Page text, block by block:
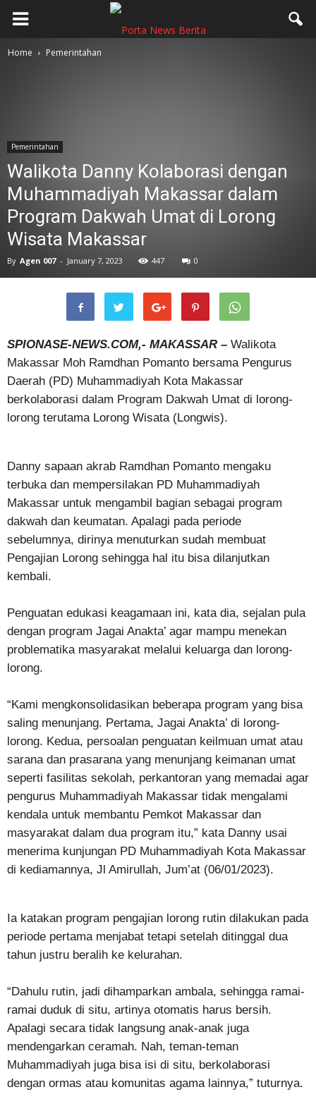
Home Pemerintahan
Pemerintahan
Walikota Danny Kolaborasi dengan
Muhammadiyah Makassar dalam
Program Dakwah Umat di Lorong
Wisata Makassar
By Agen 007 - January 7, 2023 447 0
SPIONASE-NEWS.COM,- MAKASSAR – Walikota
Makassar Moh Ramdhan Pomanto bersama Pengurus
Daerah (PD) Muhammadiyah Kota Makassar
berkolaborasi dalam Program Dakwah Umat di lorong-
lorong terutama Lorong Wisata (Longwis).
Danny sapaan akrab Ramdhan Pomanto mengaku
terbuka dan mempersilakan PD Muhammadiyah
Makassar untuk mengambil bagian sebagai program
dakwah dan keumatan. Apalagi pada periode
sebelumnya, dirinya menuturkan sudah membuat
Pengajian Lorong sehingga hal itu bisa dilanjutkan
kembali.
Penguatan edukasi keagamaan ini, kata dia, sejalan pula
dengan program Jagai Anakta’ agar mampu menekan
problematika masyarakat melalui keluarga dan lorong-
lorong.
“Kami mengkonsolidasikan beberapa program yang bisa
saling menunjang. Pertama, Jagai Anakta’ di lorong-
lorong. Kedua, persoalan penguatan keilmuan umat atau
sarana dan prasarana yang menunjang keimanan umat
seperti fasilitas sekolah, perkantoran yang memadai agar
pengurus Muhammadiyah Makassar tidak mengalami
kendala untuk membantu Pemkot Makassar dan
masyarakat dalam dua program itu,” kata Danny usai
menerima kunjungan PD Muhammadiyah Kota Makassar
di kediamannya, Jl Amirullah, Jum’at (06/01/2023).
Ia katakan program pengajian lorong rutin dilakukan pada
periode pertama menjabat tetapi setelah ditinggal dua
tahun justru beralih ke kelurahan.
“Dahulu rutin, jadi dihamparkan ambala, sehingga ramai-
ramai duduk di situ, artinya otomatis harus bersih.
Apalagi secara tidak langsung anak-anak juga
mendengarkan ceramah. Nah, teman-teman
Muhammadiyah juga bisa isi di situ, berkolaborasi
dengan ormas atau komunitas agama lainnya,” tuturnya.